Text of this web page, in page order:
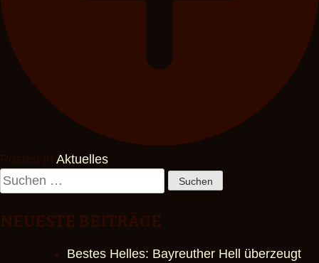
Posted in Aktuelles
Suchen
nach:
NEUESTE BEITRÄGE
Bestes Helles: Bayreuther Hell überzeugt